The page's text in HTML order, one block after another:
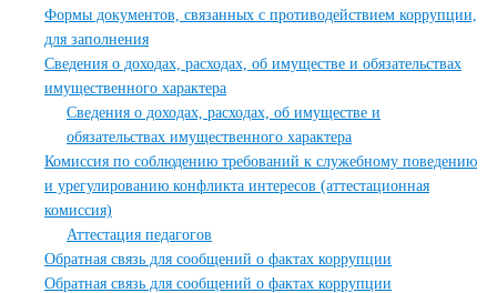
Формы документов, связанных с противодействием коррупции,
для заполнения
Сведения о доходах, расходах, об имуществе и обязательствах
имущественного характера
Сведения о доходах, расходах, об имуществе и
обязательствах имущественного характера
Комиссия по соблюдению требований к служебному поведению
и урегулированию конфликта интересов (аттестационная
комиссия)
Аттестация педагогов
Обратная связь для сообщений о фактах коррупции
Обратная связь для сообщений о фактах коррупции